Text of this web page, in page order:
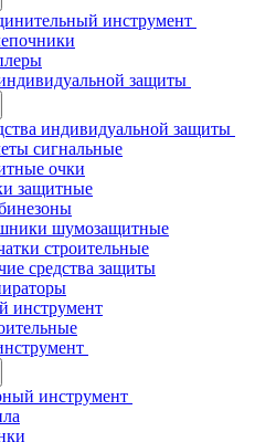
инструмент
защиты
индивидуальной защиты
сигнальные
очки
защитные
шумозащитные
строительные
средства защиты
инструмент
инструмент